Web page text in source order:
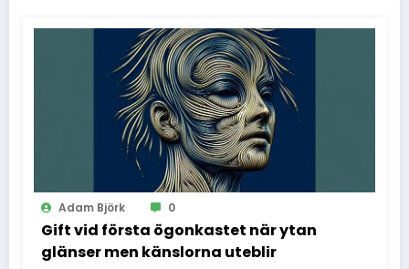
Adam Björk 0
Gift vid första ögonkastet när ytan
glänser men känslorna uteblir